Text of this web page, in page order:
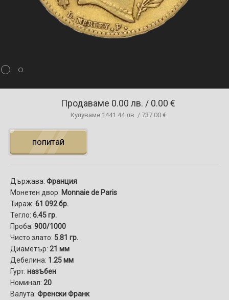
Продаваме 0.00 лв. / 0.00 €
Купуваме 1441.44 лв. / 737.00 €
попитай
Държава: Франция
Монетен двор: Monnaie de Paris
Тираж: 61 092 бр.
Тегло: 6.45 гр.
Проба: 900/1000
Чисто злато: 5.81 гр.
Диаметър: 21 мм
Дебелина: 1.25 мм
Гурт: назъбен
Номинал: 20
Валута: Френски Франк